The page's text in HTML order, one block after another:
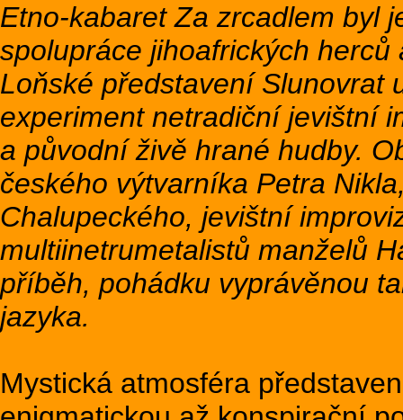
Etno-kabaret Za zrcadlem byl
spolupráce jihoafrických
Loňské představení Slunovrat
experiment netradiční jevištní
a původní živě hrané hudby.
českého výtvarníka Petra
Chalupeckého, jevištní
multiinetrumetalistů manželů
příběh, pohádku vyprávěnou
jazyka.
Mystická atmosféra